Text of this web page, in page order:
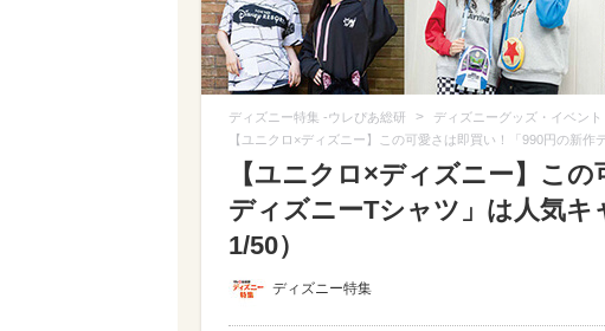
ディズニー特集 -ウレぴあ総研 > ディズニーグッズ・イベント
【ユニクロ×ディズニー】この可愛さは即買い！「990円の新
【ユニクロ×ディズニー】こ
ディズニーTシャツ」は人気
1/50）
ディズニー特集